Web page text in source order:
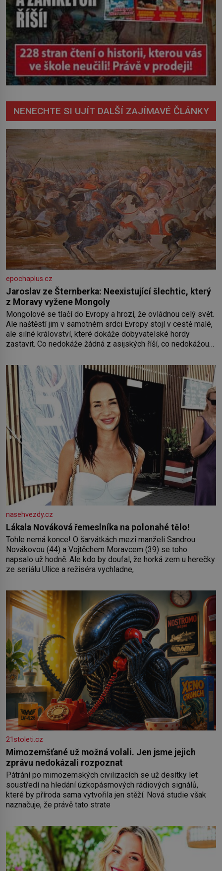
NENECHTE SI UJÍT DALŠÍ ZAJÍMAVÉ ČLÁNKY
epochaplus.cz
Jaroslav ze Šternberka: Neexistující šlechtic, který
z Moravy vyžene Mongoly
Mongolové se tlačí do Evropy a hrozí, že ovládnou celý svět.
Ale naštěstí jim v samotném srdci Evropy stojí v cestě malé,
ale silné království, které dokáže dobyvatelské hordy
zastavit. Co nedokáže žádná z asijských říší, co nedokážou
od roku 1223 postupují podél Kaspického a Azovského
moře,
nasehvezdy.cz
Lákala Nováková řemeslníka na polonahé tělo!
Tohle nemá konce! O šarvátkách mezi manželi Sandrou
Novákovou (44) a Vojtěchem Moravcem (39) se toho
napsalo už hodně. Ale kdo by doufal, že horká zem u herečky
ze seriálu Ulice a režiséra vychladne,
21stoleti.cz
Mimozemšťané už možná volali. Jen jsme jejich
zprávu nedokázali rozpoznat
Pátrání po mimozemských civilizacích se už desítky let
soustředí na hledání úzkopásmových rádiových signálů,
které by příroda sama vytvořila jen stěží. Nová studie však
naznačuje, že právě tato strate